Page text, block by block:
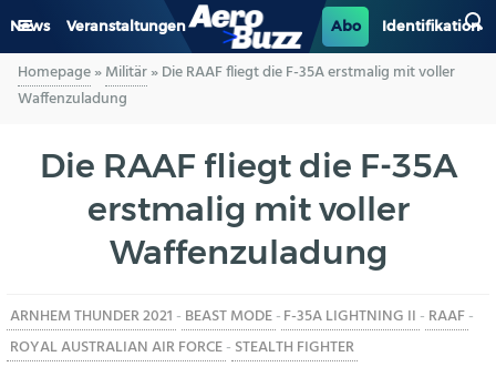
News Veranstaltungen Abo Identifikation
GENERAL AVIATION
LUFTVERKEHR
INDUSTRIE
Homepage»Militär»Die RAAF fliegt die F-35A erstmalig mit voller
Waffenzuladung
Die RAAF fliegt die F-35A
erstmalig mit voller
Waffenzuladung
ARNHEM THUNDER 2021 - BEAST MODE-F-35A LIGHTNING II - RAAF-
ROYAL AUSTRALIAN AIR FORCE- STEALTH FIGHTER